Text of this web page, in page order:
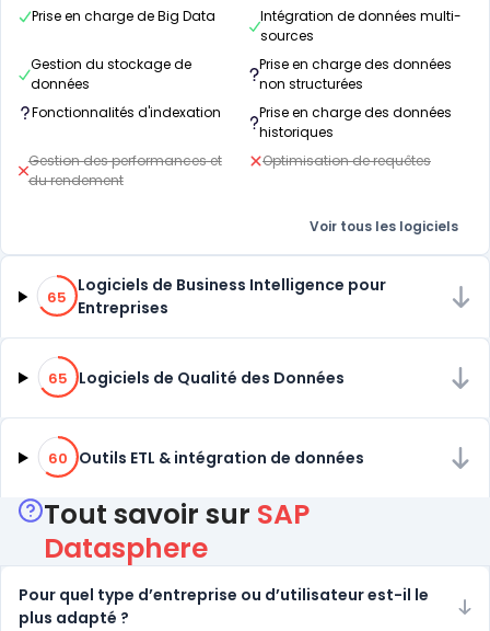
Prise en charge de Big Data
Intégration de données multi-
sources
Gestion du stockage de
données
Prise en charge des données
non structurées
Fonctionnalités d'indexation
Prise en charge des données
historiques
Gestion des performances et
du rendement
Optimisation de requêtes
Voir tous les logiciels
65% de compatibilité
65
Logiciels de Business Intelligence pour
Entreprises
65% de compatibilité
65 Logiciels de Qualité des Données
60% de compatibilité
60 Outils ETL & intégration de données
Tout savoir sur SAP
Datasphere
Pour quel type d’entreprise ou d’utilisateur est-il le
plus adapté ?